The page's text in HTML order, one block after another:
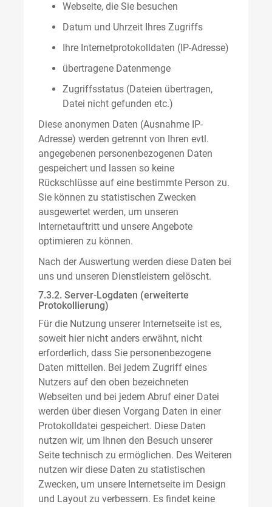
Webseite, die Sie besuchen
Datum und Uhrzeit Ihres Zugriffs
Ihre Internetprotokolldaten (IP-Adresse)
übertragene Datenmenge
Zugriffsstatus (Dateien übertragen,
Datei nicht gefunden etc.)
Diese anonymen Daten (Ausnahme IP-
Adresse) werden getrennt von Ihren evtl.
angegebenen personenbezogenen Daten
gespeichert und lassen so keine
Rückschlüsse auf eine bestimmte Person zu.
Sie können zu statistischen Zwecken
ausgewertet werden, um unseren
Internetauftritt und unsere Angebote
optimieren zu können.
Nach der Auswertung werden diese Daten bei
uns und unseren Dienstleistern gelöscht.
7.3.2. Server-Logdaten (erweiterte
Protokollierung)
Für die Nutzung unserer Internetseite ist es,
soweit hier nicht anders erwähnt, nicht
erforderlich, dass Sie personenbezogene
Daten mitteilen. Bei jedem Zugriff eines
Nutzers auf den oben bezeichneten
Webseiten und bei jedem Abruf einer Datei
werden über diesen Vorgang Daten in einer
Protokolldatei gespeichert. Diese Daten
nutzen wir, um Ihnen den Besuch unserer
Seite technisch zu ermöglichen. Des Weiteren
nutzen wir diese Daten zu statistischen
Zwecken, um unsere Internetseite im Design
und Layout zu verbessern. Es findet keine